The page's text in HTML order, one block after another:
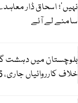
نہیں’؛ اسحاق ڈار
سامنے لے آئے
بلوچستان میں دہشت
خلاف کارروائیاں جاری، 15 خوارج ہلاک